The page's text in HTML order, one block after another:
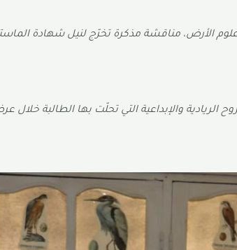
علوم الطبيعة والحياة وعلوم الأرض، مناقشة مذكرة تخرّج
الريادية والإبداعية التي تحلّت بها الطالبة